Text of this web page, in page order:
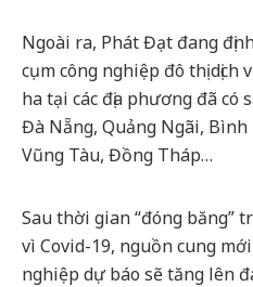
Ngoài ra, Phát Đạt đang
cụm công nghiệp đô thị dịch
ha tại các địa phương đã
Đà Nẵng, Quảng Ngãi, Bình
Vũng Tàu, Đồng Tháp…
Sau thời gian “đóng băng”
vì Covid-19, nguồn cung
nghiệp dự báo sẽ tăng lên